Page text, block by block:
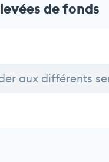
de fonds
aux différents